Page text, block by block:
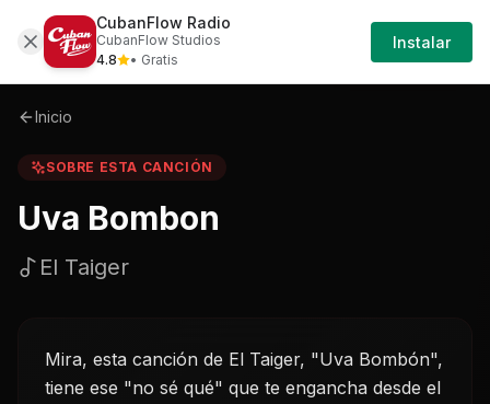
Sobre Uva-bombon-el-taiger
Iniciar
Sesión
Inicio
SOBRE ESTA CANCIÓN
Uva Bombon
El Taiger
Mira, esta canción de El Taiger, "Uva Bombón",
tiene ese "no sé qué" que te engancha desde el
CubanFlow Radio
CubanFlow Studios
4.8
• Gratis
Instalar